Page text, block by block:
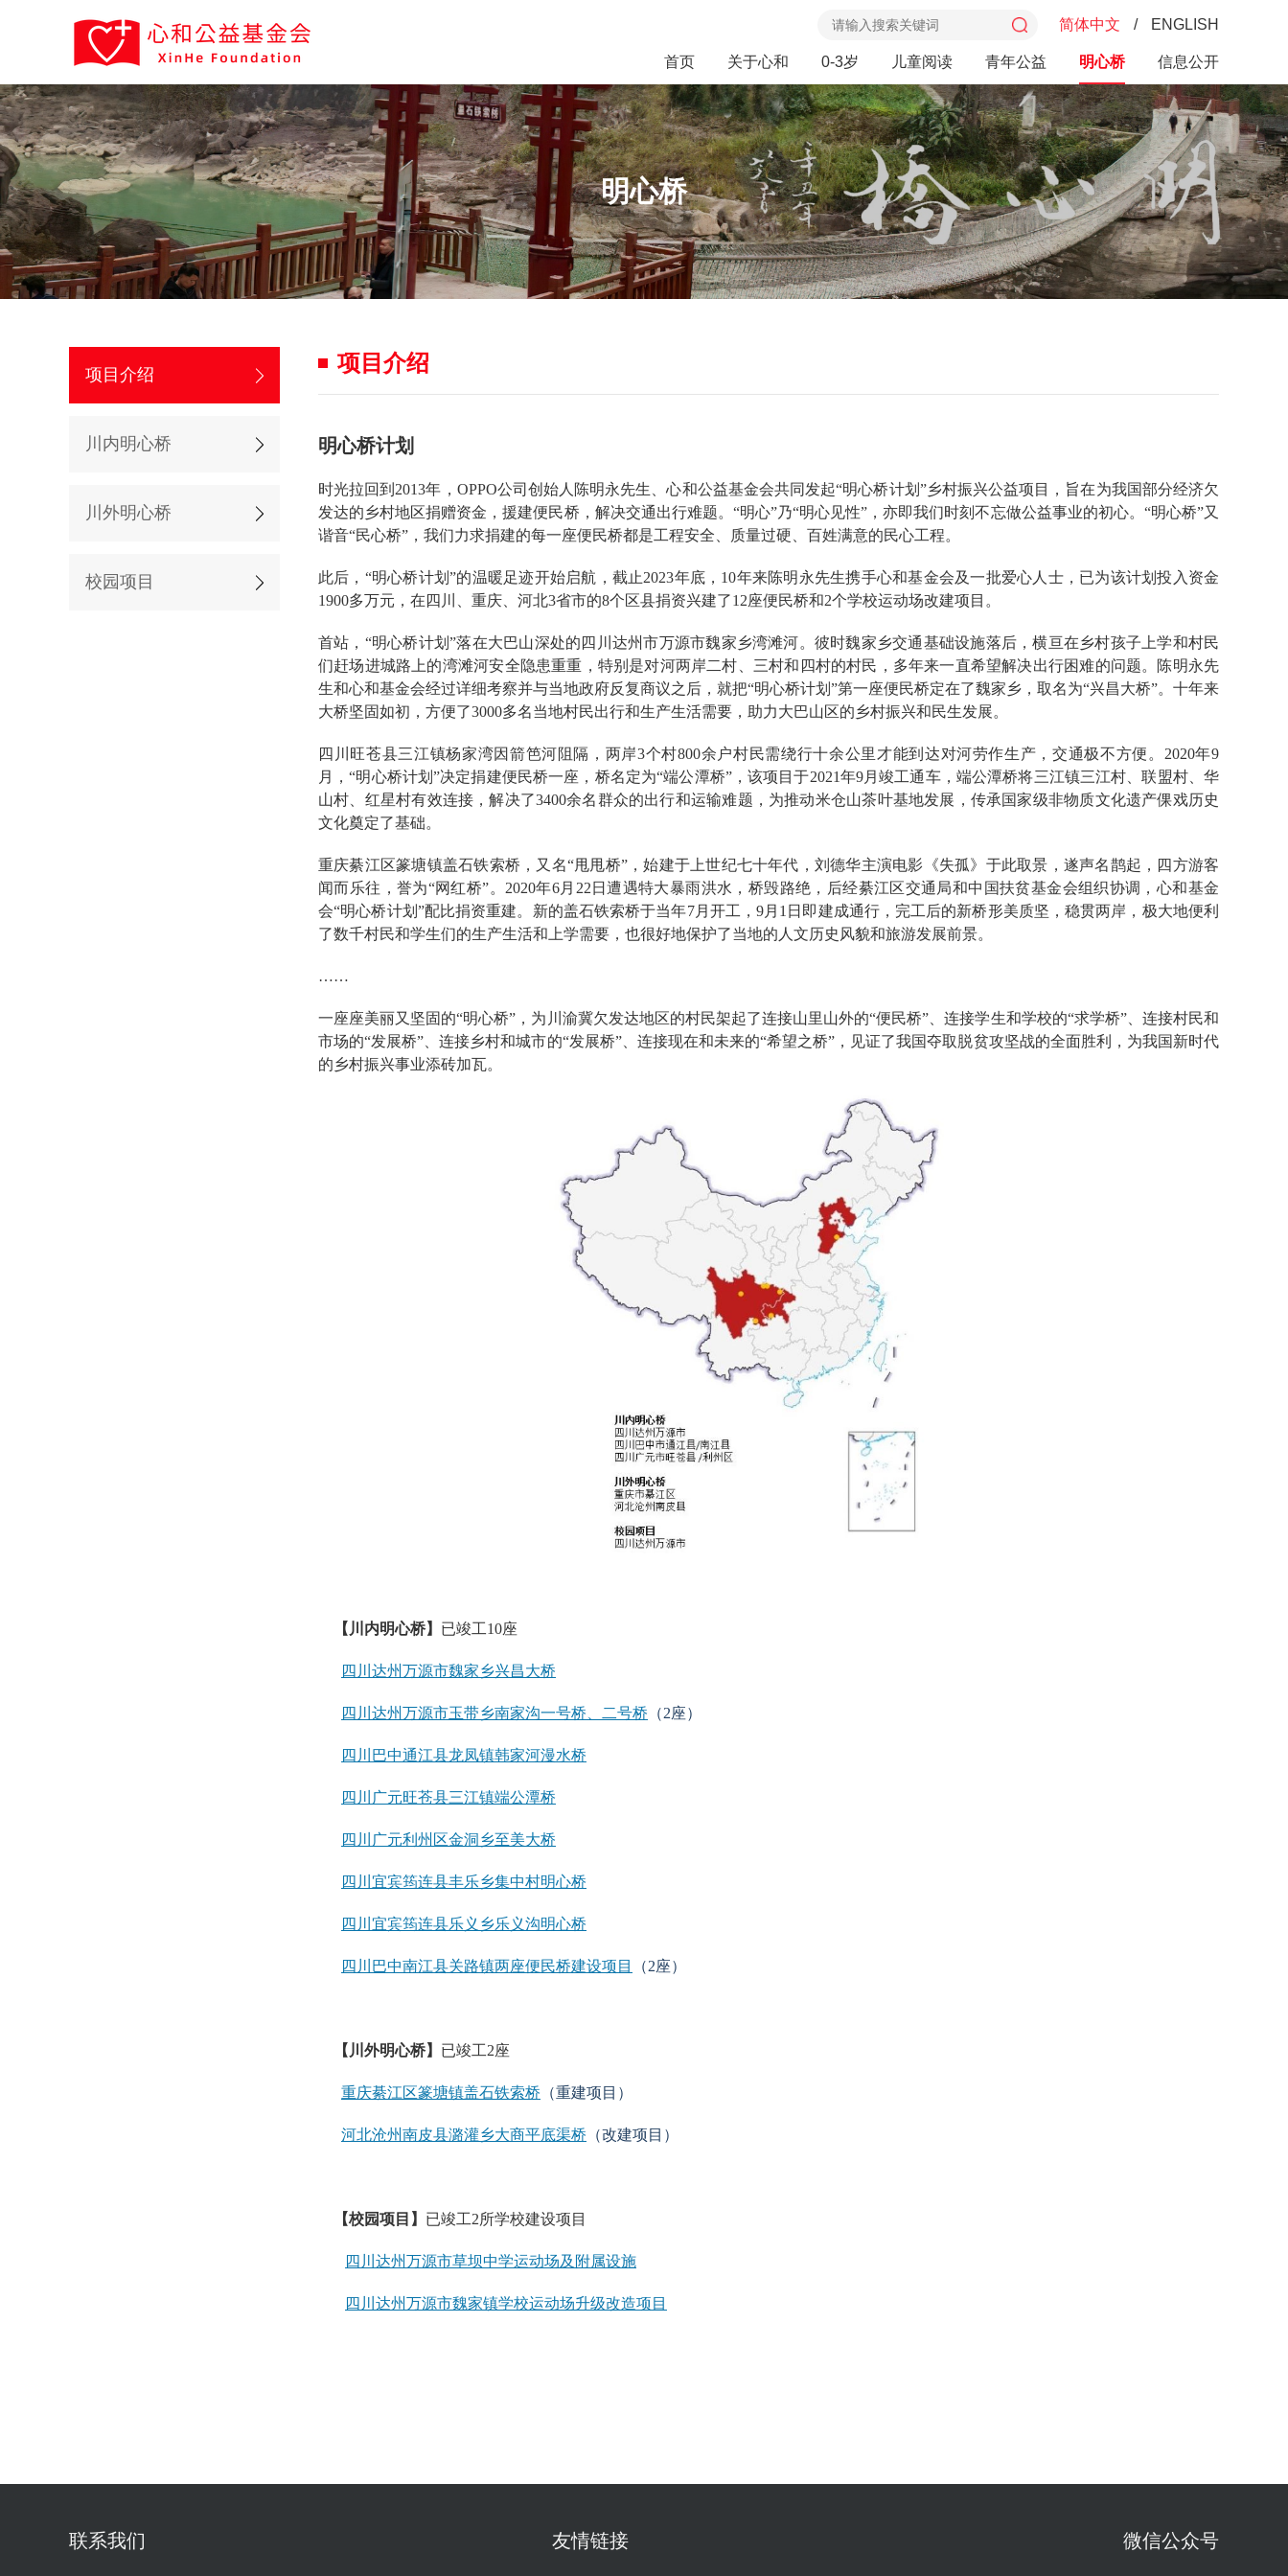
简体中文 / ENGLISH
首页 关于心和 0-3岁 儿童阅读 青年公益 明心桥 信息公开
明心桥
项目介绍
川内明心桥
川外明心桥
校园项目
项目介绍
明心桥计划
时光拉回到2013年，OPPO公司创始人陈明永先生、心和公益基金会共同发起“明心桥计划”乡村振兴公益项目，旨在为我国部分经济欠
发达的乡村地区捐赠资金，援建便民桥，解决交通出行难题。“明心”乃“明心见性”，亦即我们时刻不忘做公益事业的初心。“明心桥”又
谐音“民心桥”，我们力求捐建的每一座便民桥都是工程安全、质量过硬、百姓满意的民心工程。
此后，“明心桥计划”的温暖足迹开始启航，截止2023年底，10年来陈明永先生携手心和基金会及一批爱心人士，已为该计划投入资金
1900多万元，在四川、重庆、河北3省市的8个区县捐资兴建了12座便民桥和2个学校运动场改建项目。
首站，“明心桥计划”落在大巴山深处的四川达州市万源市魏家乡湾滩河。彼时魏家乡交通基础设施落后，横亘在乡村孩子上学和村民
们赶场进城路上的湾滩河安全隐患重重，特别是对河两岸二村、三村和四村的村民，多年来一直希望解决出行困难的问题。陈明永先
生和心和基金会经过详细考察并与当地政府反复商议之后，就把“明心桥计划”第一座便民桥定在了魏家乡，取名为“兴昌大桥”。十年来
大桥坚固如初，方便了3000多名当地村民出行和生产生活需要，助力大巴山区的乡村振兴和民生发展。
四川旺苍县三江镇杨家湾因箭笆河阻隔，两岸3个村800余户村民需绕行十余公里才能到达对河劳作生产，交通极不方便。2020年9
月，“明心桥计划”决定捐建便民桥一座，桥名定为“端公潭桥”，该项目于2021年9月竣工通车，端公潭桥将三江镇三江村、联盟村、华
山村、红星村有效连接，解决了3400余名群众的出行和运输难题，为推动米仓山茶叶基地发展，传承国家级非物质文化遗产倮戏历史
文化奠定了基础。
重庆綦江区篆塘镇盖石铁索桥，又名“甩甩桥”，始建于上世纪七十年代，刘德华主演电影《失孤》于此取景，遂声名鹊起，四方游客
闻而乐往，誉为“网红桥”。2020年6月22日遭遇特大暴雨洪水，桥毁路绝，后经綦江区交通局和中国扶贫基金会组织协调，心和基金
会“明心桥计划”配比捐资重建。新的盖石铁索桥于当年7月开工，9月1日即建成通行，完工后的新桥形美质坚，稳贯两岸，极大地便利
了数千村民和学生们的生产生活和上学需要，也很好地保护了当地的人文历史风貌和旅游发展前景。
……
一座座美丽又坚固的“明心桥”，为川渝冀欠发达地区的村民架起了连接山里山外的“便民桥”、连接学生和学校的“求学桥”、连接村民和
市场的“发展桥”、连接乡村和城市的“发展桥”、连接现在和未来的“希望之桥”，见证了我国夺取脱贫攻坚战的全面胜利，为我国新时代
的乡村振兴事业添砖加瓦。
【川内明心桥】 已竣工10座
四川达州万源市魏家乡兴昌大桥
四川达州万源市玉带乡南家沟一号桥、二号桥 （2座）
四川巴中通江县龙凤镇韩家河漫水桥
四川广元旺苍县三江镇端公潭桥
四川广元利州区金洞乡至美大桥
四川宜宾筠连县丰乐乡集中村明心桥
四川宜宾筠连县乐义乡乐义沟明心桥
四川巴中南江县关路镇两座便民桥建设项目 （2座）
【川外明心桥】 已竣工2座
重庆綦江区篆塘镇盖石铁索桥 （重建项目）
河北沧州南皮县潞灌乡大商平底渠桥 （改建项目）
【校园项目】 已竣工2所学校建设项目
四川达州万源市草坝中学运动场及附属设施
四川达州万源市魏家镇学校运动场升级改造项目
联系我们 友情链接 微信公众号